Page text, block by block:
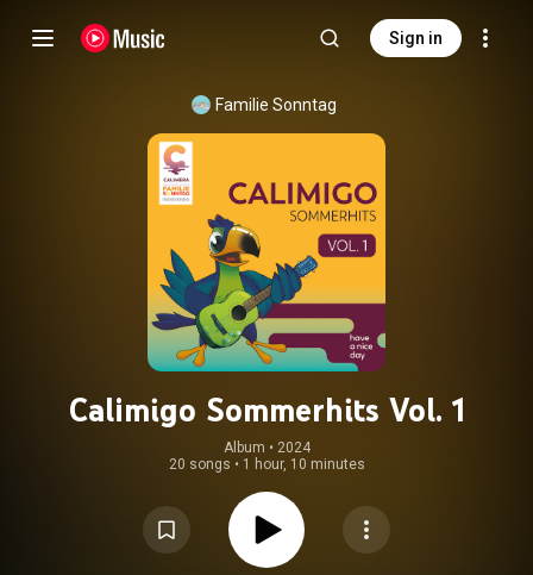
Sign in
Familie Sonntag
Calimigo Sommerhits Vol. 1
Album • 2024
20 songs • 1 hour, 10 minutes